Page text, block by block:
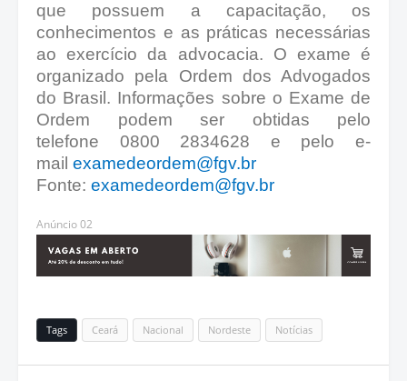
que possuem a capacitação, os
conhecimentos e as práticas necessárias
ao exercício da advocacia. O exame é
organizado pela Ordem dos Advogados
do Brasil. Informações sobre o Exame de
Ordem podem ser obtidas pelo
telefone 0800 2834628 e pelo e-
mail examedeordem@fgv.br
Fonte: examedeordem@fgv.br
Anúncio 02
Tags Ceará Nacional Nordeste Notícias